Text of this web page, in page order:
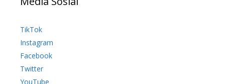
TikTok
Instagram
Facebook
Twitter
YouTube